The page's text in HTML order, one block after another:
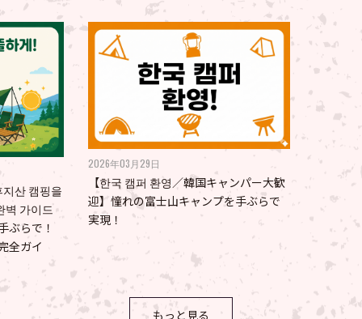
퍼 환영／韓国キャンパー大歓
の富士山キャンプを手ぶらで
【JP / 🇰🇷KR】ソトリスト会員
法（회원 가입 방법）
もっと見る